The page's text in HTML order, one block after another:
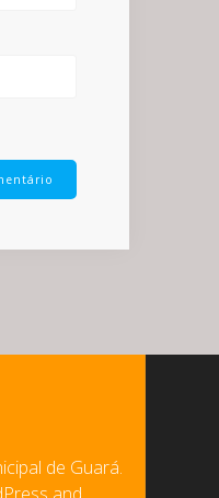
de Guará.